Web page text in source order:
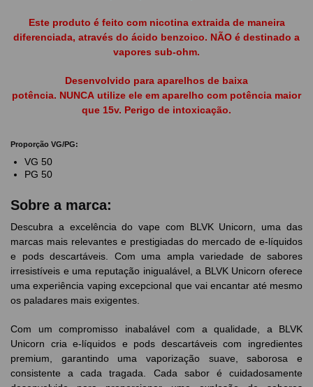
Este produto é feito com nicotina extraida de maneira
diferenciada, através do ácido benzoico. NÃO é destinado a
vapores sub-ohm.
Desenvolvido para aparelhos de baixa
potência. NUNCA utilize ele em aparelho com potência maior
que 15v. Perigo de intoxicação.
Proporção VG/PG:
VG 50
PG 50
Sobre a marca:
Descubra a excelência do vape com BLVK Unicorn, uma das
marcas mais relevantes e prestigiadas do mercado de e-líquidos
e pods descartáveis. Com uma ampla variedade de sabores
irresistíveis e uma reputação inigualável, a BLVK Unicorn oferece
uma experiência vaping excepcional que vai encantar até mesmo
os paladares mais exigentes.
Com um compromisso inabalável com a qualidade, a BLVK
Unicorn cria e-líquidos e pods descartáveis com ingredientes
premium, garantindo uma vaporização suave, saborosa e
consistente a cada tragada. Cada sabor é cuidadosamente